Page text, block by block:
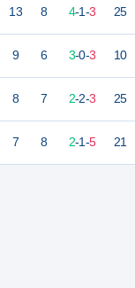
13 8 4-1-3 25
9 6 3-0-3 10
8 7 2-2-3 25
7 8 2-1-5 21